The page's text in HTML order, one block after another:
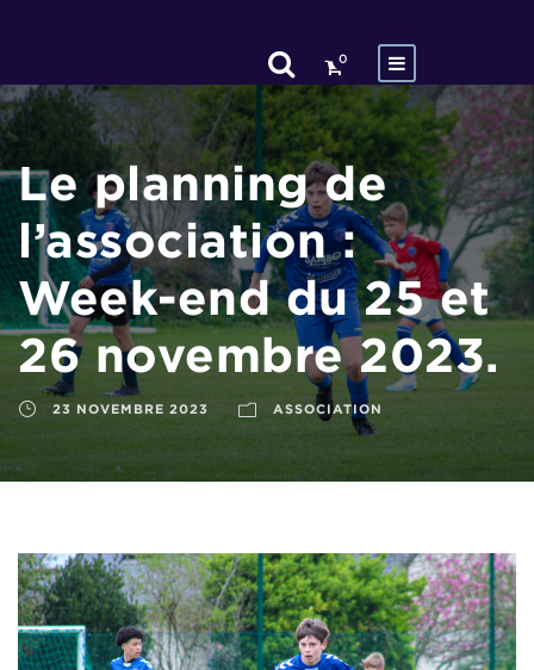
0
Le planning de
l’association :
Week-end du 25 et
26 novembre 2023.
23 NOVEMBRE 2023 ASSOCIATION